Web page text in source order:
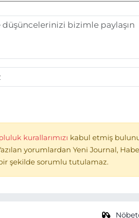
kurallarımızı kabul etmiş
yorumlardan Yeni Journal,
şekilde sorumlu tutulamaz.